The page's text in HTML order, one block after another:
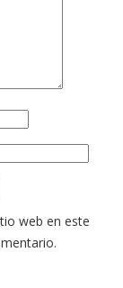
web en este